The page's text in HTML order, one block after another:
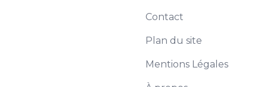
Contact
Plan du site
Mentions Légales